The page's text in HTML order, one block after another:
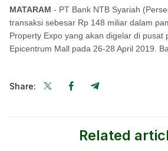
MATARAM - PT Bank NTB Syariah
transaksi sebesar Rp 148 miliar dalam
Property Expo yang akan digelar di pusat
Epicentrum Mall pada 26-28 April 2019.
Share:
Related